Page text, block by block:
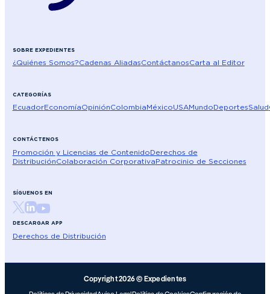
SOBRE EXPEDIENTES
¿Quiénes Somos?Cadenas AliadasContáctanosCarta al Editor
CATEGORÍAS
EcuadorEconomíaOpiniónColombiaMéxicoUSAMundoDeportesSalud
CONTÁCTENOS
Promoción y Licencias de ContenidoDerechos de
DistribuciónColaboración CorporativaPatrocinio de Secciones
SÍGUENOS EN
DESCARGAR APP
Derechos de Distribución
Copyright 2026 © Expedientes